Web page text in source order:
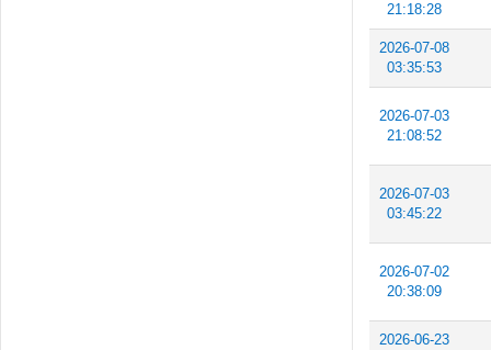
21:18:28
2026-07-08
03:35:53
2026-07-03
21:08:52
2026-07-03
03:45:22
2026-07-02
20:38:09
2026-06-23